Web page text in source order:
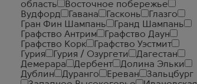
область
Восточное побережье
Вудфорд
Гавана Гасконь
Глазго
Гран Фин Шампань
Гранд Шампань
Графство Антрим
Графство Даун
Графство Корк
Графство Уэстмит
Гурия
Гурия / Озургети
Дагестан
Демерара
Дербент
Долина Эльки
Дублин
Дуранго Ереван
Зальцбург